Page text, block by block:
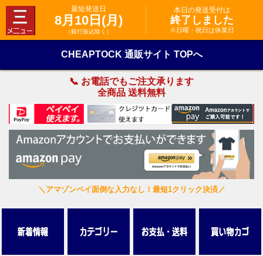
最短発送日
8月10日(月)
（銀行振込除く）
本日の発送受付は
終了しました
※日曜・祝日は休業日
CHEAPTOCK 通販サイト TOPへ
📞 お電話でもご注文承ります
全商品 送料無料
＼アマゾンペイ面倒な入力なし！最短1クリック決済／